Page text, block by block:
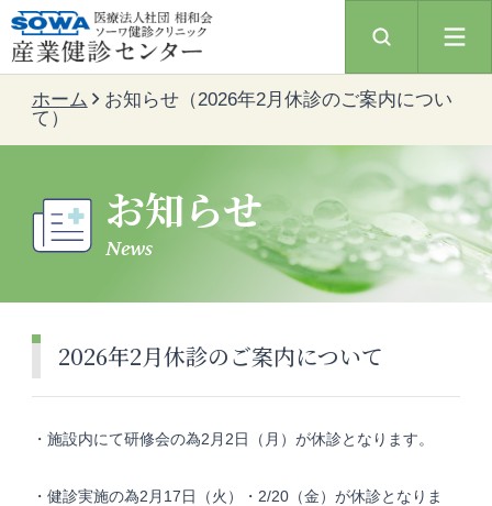
ホーム
お知らせ（2026年2月休診のご案内につい
て）
お知らせ
News
2026年2月休診のご案内について
・施設内にて研修会の為2月2日（月）が休診となります。
・健診実施の為2月17日（火）・2/20（金）が休診となりま